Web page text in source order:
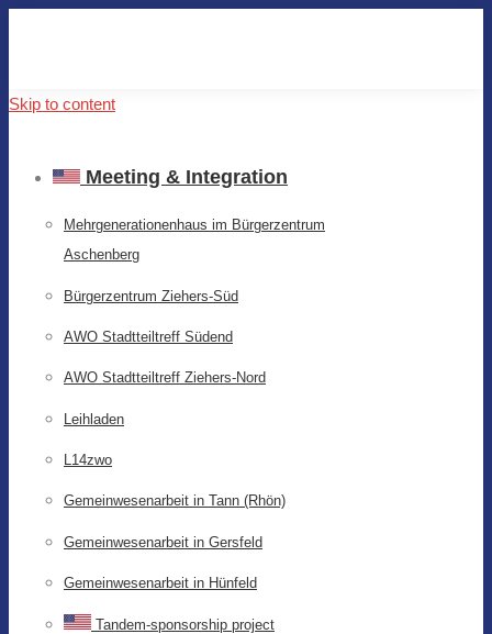
Skip to content
Meeting & Integration
Mehrgenerationenhaus im Bürgerzentrum
Aschenberg
Bürgerzentrum Ziehers-Süd
AWO Stadtteiltreff Südend
AWO Stadtteiltreff Ziehers-Nord
Leihladen
L14zwo
Gemeinwesenarbeit in Tann (Rhön)
Gemeinwesenarbeit in Gersfeld
Gemeinwesenarbeit in Hünfeld
Tandem-sponsorship project